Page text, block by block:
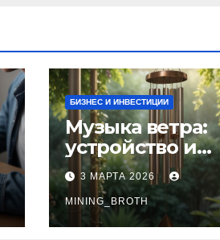
БИЗНЕС И ИНВЕСТИЦИИ
Музыка ветра:
устройство и
принципы
звучания
колокольчиков
3 МАРТА 2026
MINING_BROTH